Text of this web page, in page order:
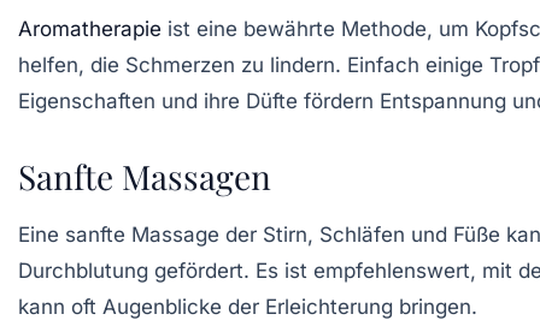
Aromatherapie ist eine bewährte Methode, um
helfen, die Schmerzen zu lindern. Einfach einige
Eigenschaften und ihre Düfte fördern Entspannung
Sanfte Massagen
Eine sanfte Massage der Stirn, Schläfen und Füße
Durchblutung gefördert. Es ist empfehlenswert, mit
kann oft Augenblicke der Erleichterung bringen.